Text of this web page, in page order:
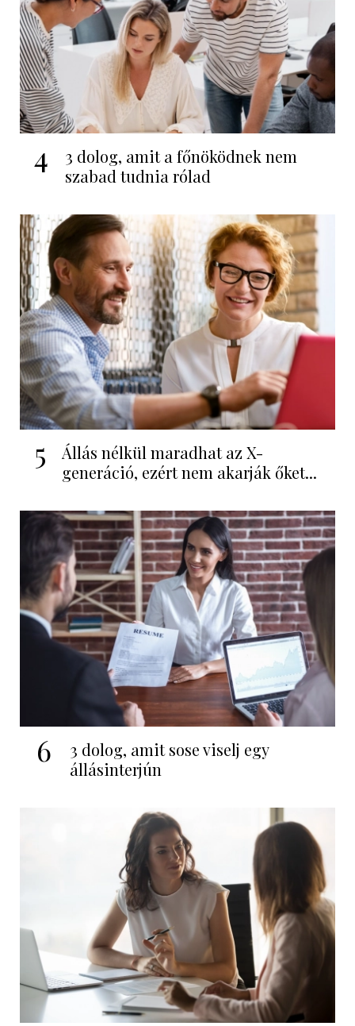
4
3 dolog, amit a főnöködnek nem
szabad tudnia rólad
5
Állás nélkül maradhat az X-
generáció, ezért nem akarják őket...
6
3 dolog, amit sose viselj egy
állásinterjún